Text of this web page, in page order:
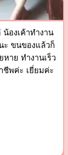
น้องเค้าทำงาน
ะ ขนของแล้วก็
หาย ทำงานเร็ว
ชีพค่ะ เยี่ยมค่ะ